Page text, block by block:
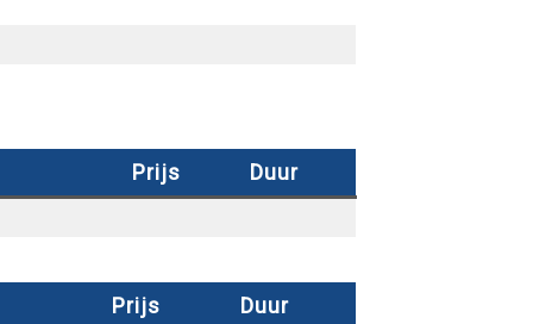
Prijs Duur
Prijs Duur